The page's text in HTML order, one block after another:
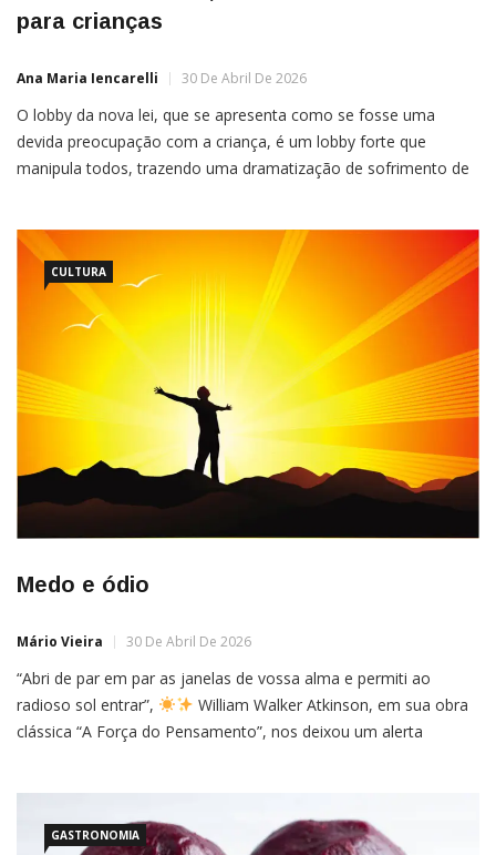
para crianças
Ana Maria Iencarelli 30 De Abril De 2026
O lobby da nova lei, que se apresenta como se fosse uma
devida preocupação com a criança, é um lobby forte que
manipula todos, trazendo uma dramatização de sofrimento de
das
CULTURA
Medo e ódio
Mário Vieira 30 De Abril De 2026
“Abri de par em par as janelas de vossa alma e permiti ao
radioso sol entrar”,
William Walker Atkinson, em sua obra
clássica “A Força do Pensamento”, nos deixou um alerta
GASTRONOMIA